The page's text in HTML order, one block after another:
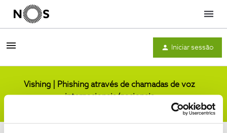
Menu
Iniciar sessão
Vishing | Phishing através de chamadas de voz
internacionais/nacionais